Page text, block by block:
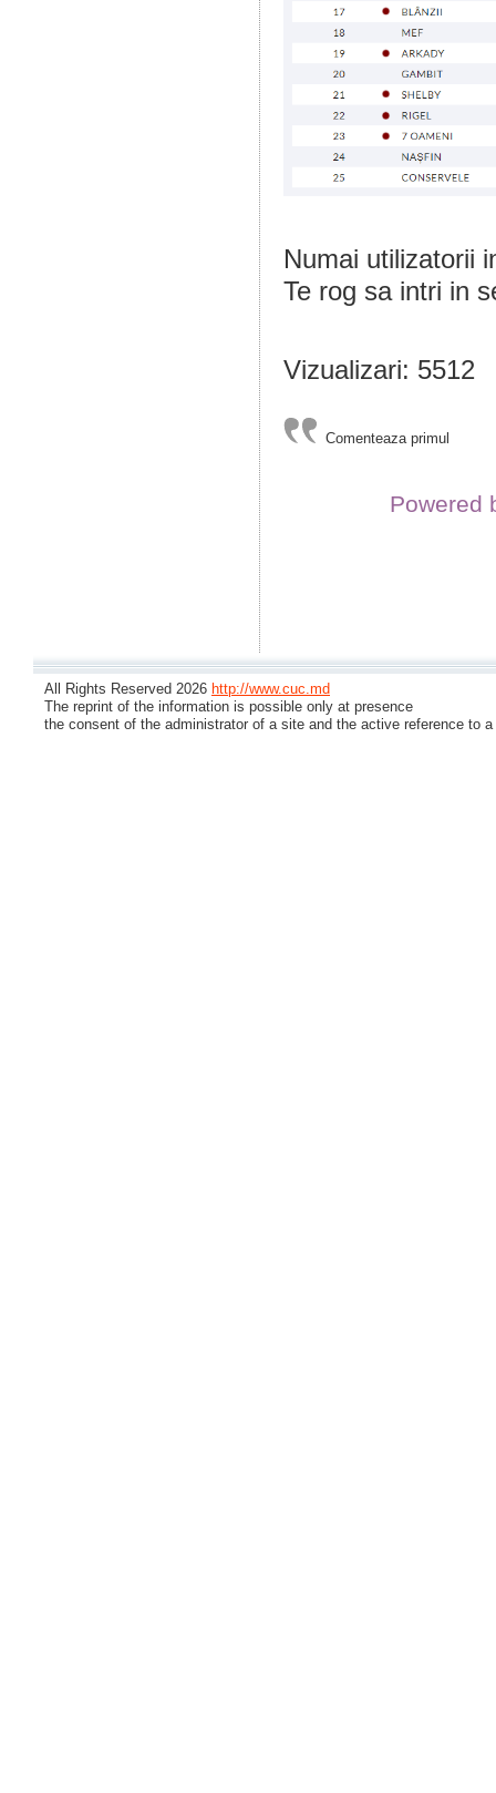
Numai utilizatorii
Te rog sa intri in
Vizualizari: 5512
Comenteaza primul
Powered
All Rights Reserved 2026 http://www.cuc.md
The reprint of the information is possible only at presence
the consent of the administrator of a site and the active reference to